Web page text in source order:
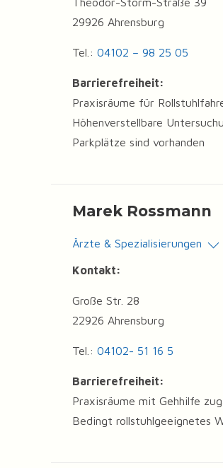
29926 Ahrensburg
Tel.: 04102 – 98 25 05
Barrierefreiheit:
Praxisräume für
Höhenverstellbare
Parkplätze sind vorhanden
Marek Rossmann
Ärzte & Spezialisierungen
Kontakt:
Große Str. 28
22926 Ahrensburg
Tel.: 04102- 51 16 5
Barrierefreiheit:
Praxisräume mit Gehhilfe
Bedingt rollstuhlgeeignetes